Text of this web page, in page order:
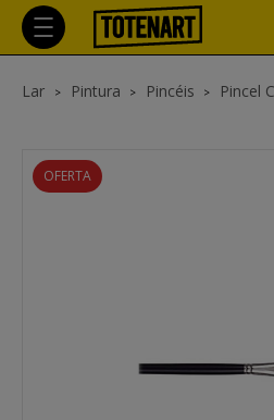
Lar Pintura Pincéis Pincel
OFERTA